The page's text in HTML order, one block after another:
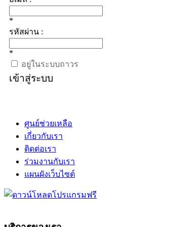
*
รหัสผ่าน :
*
อยู่ในระบบถาวร
เข้าสู่ระบบ
ศูนย์ช่วยเหลือ
เกี่ยวกับเรา
ติดต่อเรา
ร่วมงานกับเรา
แผนผังเว็บไซต์